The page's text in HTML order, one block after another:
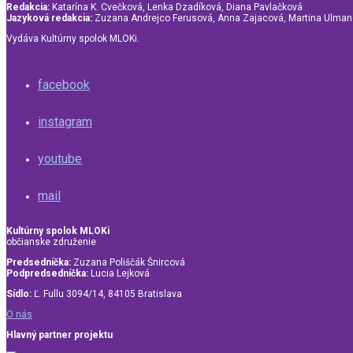
Redakcia: Katarína K. Cvečková, Lenka Dzadíková, Diana Pavlačková
Jazyková redakcia: Zuzana Andrejco Ferusová, Anna Zajacová, Martina
Vydáva Kultúrny spolok MLOKi.
facebook
instagram
youtube
mail
Kultúrny spolok MLOKi
občianske združenie
Predsedníčka: Zuzana Poliščák Šnircová
Podpredsedníčka: Lucia Lejková
Sídlo: Ľ. Fullu 3094/14, 84105 Bratislava
O nás
Hlavný partner projektu